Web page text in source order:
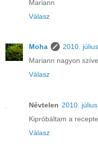
Mariann
Válasz
Moha
2010.
Mariann nagyon
Válasz
Névtelen 2010.
Kipróbáltam a
Válasz